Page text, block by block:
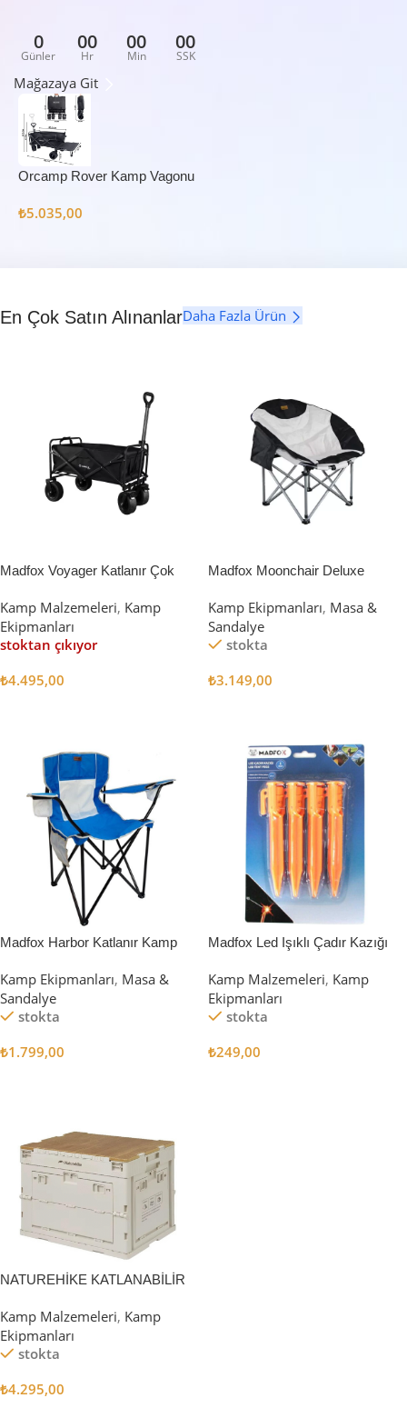
0
Günler
00
Hr
00
Min
00
SSK
Mağazaya Git
Orcamp Rover Kamp Vagonu
₺5.035,00
En Çok Satın AlınanlarDaha Fazla Ürün
Madfox Voyager Katlanır Çok
[Vagon] BLACK
Kamp Malzemeleri, Kamp
Ekipmanları
stoktan çıkıyor
₺4.495,00
Madfox Moonchair Deluxe
Siyah/Gri
Kamp Ekipmanları, Masa &
Sandalye
stokta
₺3.149,00
Madfox Harbor Katlanır Kamp
Kamp Ekipmanları, Masa &
Sandalye
stokta
₺1.799,00
Madfox Led Işıklı Çadır Kazığı
Kamp Malzemeleri, Kamp
Ekipmanları
stokta
₺249,00
NATUREHİKE KATLANABİLİR
Kamp Malzemeleri, Kamp
Ekipmanları
stokta
₺4.295,00